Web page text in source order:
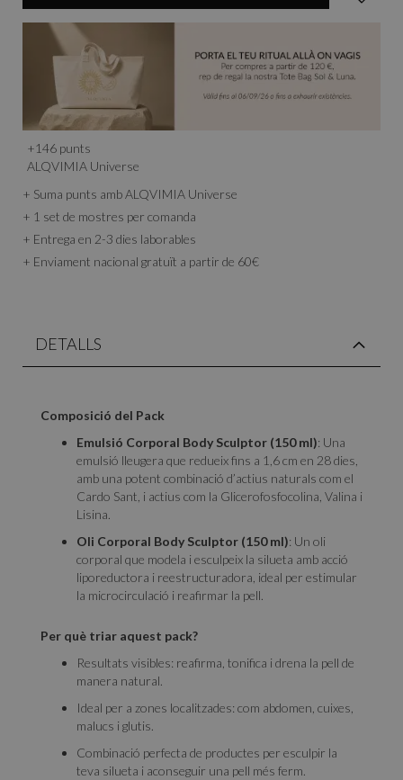
+146 punts
ALQVIMIA Universe
+ Suma punts amb ALQVIMIA Universe
+ 1 set de mostres per comanda
+ Entrega en 2-3 dies laborables
+ Enviament nacional gratuït a partir de 60€
DETALLS
Composició del Pack
Emulsió Corporal Body Sculptor (150 ml): Una
emulsió lleugera que redueix fins a 1,6 cm en 28 dies,
amb una potent combinació d’actius naturals com el
Cardo Sant, i actius com la Glicerofosfocolina, Valina i
Lisina.
Oli Corporal Body Sculptor (150 ml): Un oli
corporal que modela i esculpeix la silueta amb acció
liporeductora i reestructuradora, ideal per estimular
la microcirculació i reafirmar la pell.
Per què triar aquest pack?
Resultats visibles: reafirma, tonifica i drena la pell de
manera natural.
Ideal per a zones localitzades: com abdomen, cuixes,
malucs i glutis.
Combinació perfecta de productes per esculpir la
teva silueta i aconseguir una pell més ferm.